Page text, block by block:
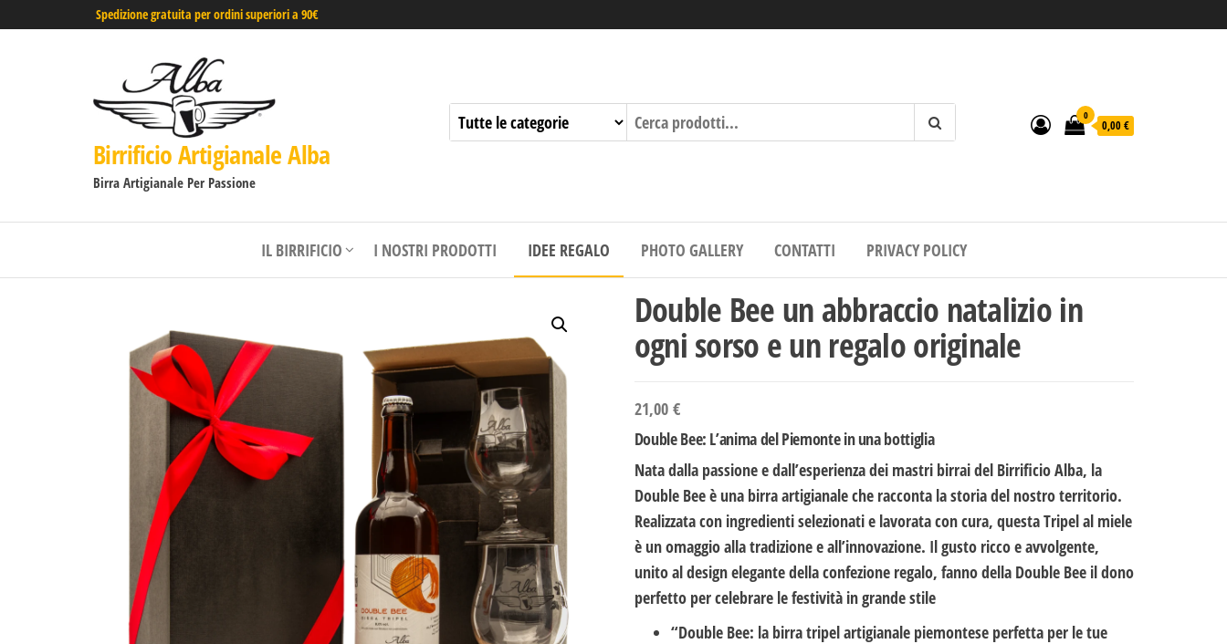
Spedizione gratuita per ordini superiori a 90€
Birrificio Artigianale Alba
Birra Artigianale Per Passione
0
0,00 €
IL BIRRIFICIO I NOSTRI PRODOTTI IDEE REGALO PHOTO GALLERY CONTATTI PRIVACY POLICY
Double Bee un abbraccio natalizio in
ogni sorso e un regalo originale
21,00 €
Double Bee: L’anima del Piemonte in una bottiglia
Nata dalla passione e dall’esperienza dei mastri birrai del Birrificio Alba, la
Double Bee è una birra artigianale che racconta la storia del nostro territorio.
Realizzata con ingredienti selezionati e lavorata con cura, questa Tripel al miele
è un omaggio alla tradizione e all’innovazione. Il gusto ricco e avvolgente,
unito al design elegante della confezione regalo, fanno della Double Bee il dono
perfetto per celebrare le festività in grande stile
“Double Bee: la birra tripel artigianale piemontese perfetta per le tue